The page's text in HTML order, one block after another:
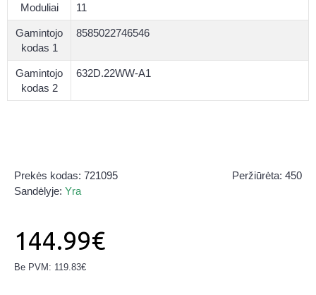
Moduliai 11
Gamintojo
kodas 1
8585022746546
Gamintojo
kodas 2
632D.22WW-A1
Peržiūrėta: 450
Prekės kodas: 721095
Sandėlyje: Yra
144.99€
Be PVM: 119.83€